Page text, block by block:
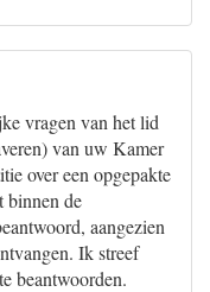
vragen van het lid
van uw Kamer
over een opgepakte
binnen de
aangezien
Ik streef
beantwoorden.